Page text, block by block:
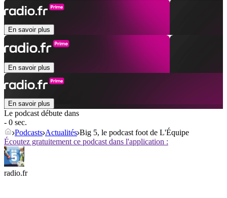
En savoir plus
En savoir plus
En savoir plus
Le podcast débute dans
- 0 sec.
Podcasts Actualités Big 5, le podcast foot de L'Équipe
Écoutez gratuitement ce podcast dans l'application :
radio.fr